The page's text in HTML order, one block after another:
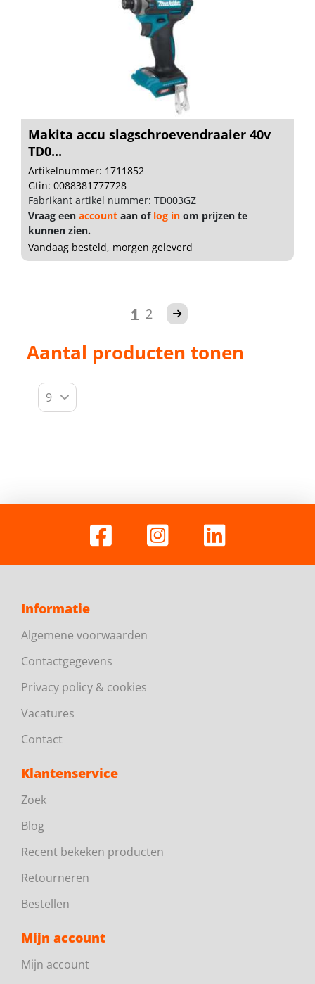
Makita accu slagschroevendraaier 40v
TD0...
Artikelnummer: 1711852
Gtin: 0088381777728
Fabrikant artikel nummer: TD003GZ
Vraag een account aan of log in om prijzen te
kunnen zien.
Vandaag besteld, morgen geleverd
1 2
Aantal producten tonen
Informatie
Algemene voorwaarden
Contactgegevens
Privacy policy & cookies
Vacatures
Contact
Klantenservice
Zoek
Blog
Recent bekeken producten
Retourneren
Bestellen
Mijn account
Mijn account